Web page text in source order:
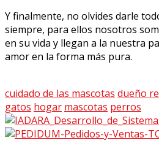
Y finalmente, no olvides darle
siempre, para ellos nosotros
en su vida y llegan a la nuestra
amor en la forma más pura.
cuidado de las mascotas dueño
gatos hogar mascotas perros